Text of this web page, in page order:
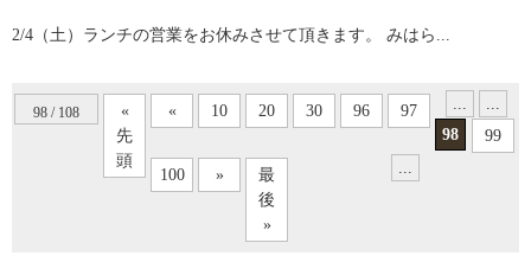
2/4（土）ランチの営業をお休みさせて頂きます。 みはら...
98 / 108
«
先
頭
« ...
10 20 30 ...
96
97
98
99
100 ...
»
最
後
»